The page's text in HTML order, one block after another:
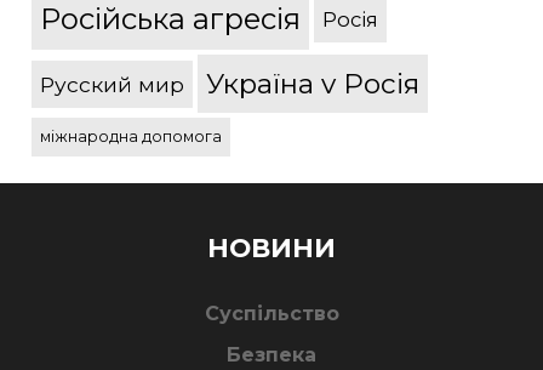
Російська агресія Росія
Русский мир Україна v Росія
міжнародна допомога
НОВИНИ
Суспільство
Безпека